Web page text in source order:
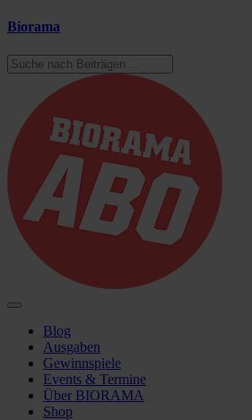
Biorama
Blog
Ausgaben
Gewinnspiele
Events & Termine
Über BIORAMA
Shop